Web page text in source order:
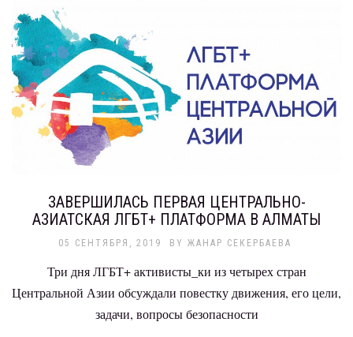
ЗАВЕРШИЛАСЬ ПЕРВАЯ ЦЕНТРАЛЬНО-
АЗИАТСКАЯ ЛГБТ+ ПЛАТФОРМА В АЛМАТЫ
05 СЕНТЯБРЯ, 2019 BY ЖАНАР СЕКЕРБАЕВА
Три дня ЛГБТ+ активисты_ки из четырех стран
Центральной Азии обсуждали повестку движения, его цели,
задачи, вопросы безопасности